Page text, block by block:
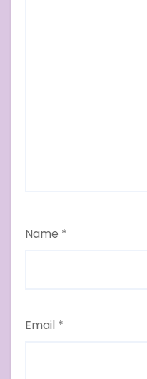
Name *
Email *